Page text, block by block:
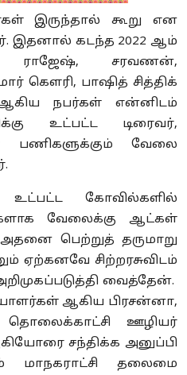
இருந்தால் கூறு என
இதனால் கடந்த 2022 ஆம்
சரவணன்,
கௌரி, பாஷித் சித்திக்
நபர்கள் என்னிடம்
உட்பட்ட டிரைவர்,
பணிகளுக்கும் வேலை
கோவில்களில்
வேலைக்கு ஆட்கள்
பெற்றுத் தருமாறு
ஏற்கனவே சிற்றரசுவிடம்
வைத்தேன்.
ஆகிய பிரசன்னா,
தொலைக்காட்சி ஊழியர்
சந்திக்க அனுப்பி
மாநகராட்சி தலைமை